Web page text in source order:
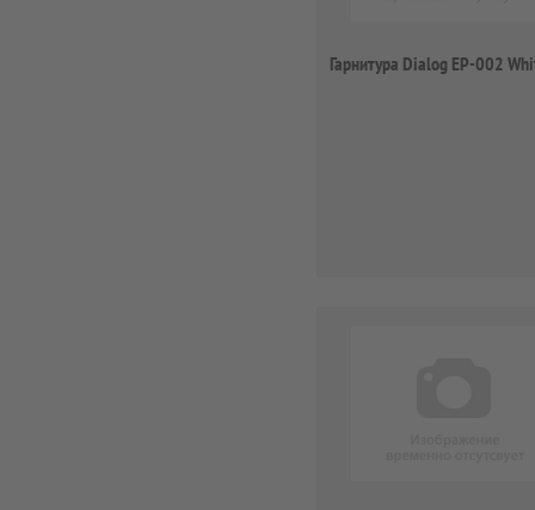
Гарнитура Dialog EP-002